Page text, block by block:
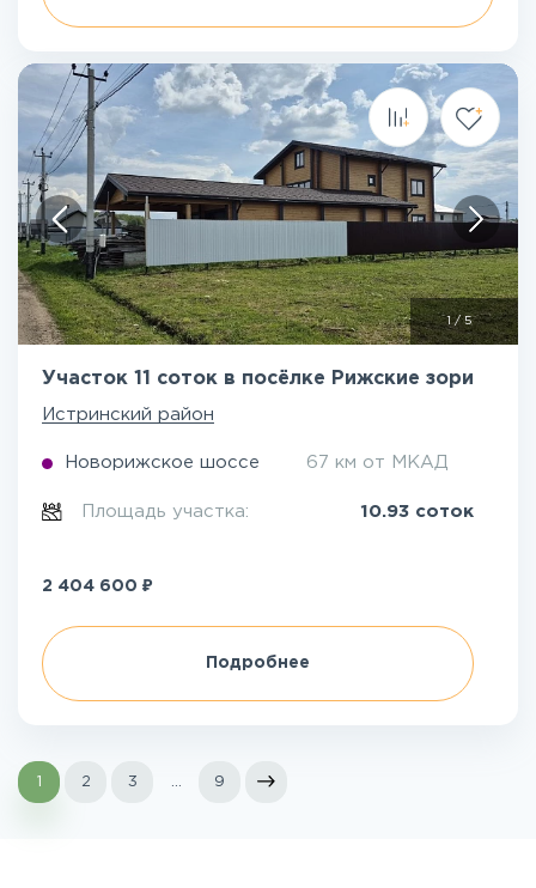
1/5
Участок 11 соток в посёлке Рижские зори
Истринский район
Новорижское шоссе 67 км от МКАД
Площадь участка: 10.93 соток
2 404 600 ₽
Подробнее
1 2 3 9